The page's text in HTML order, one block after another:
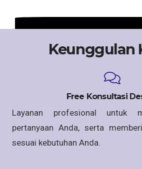
Keunggulan
Free Konsultasi
Layanan profesional untuk
pertanyaan Anda, serta
sesuai kebutuhan Anda.